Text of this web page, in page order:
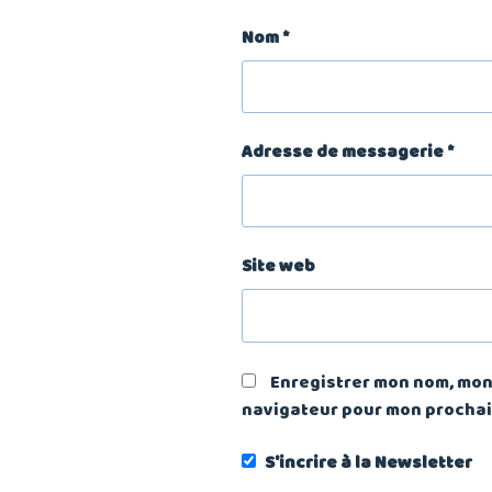
Nom*
Adresse de messagerie*
Site web
Enregistrer mon nom,
navigateur pour mon
S'incrire à la Newsletter